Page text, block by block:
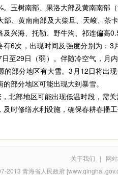
玉树南部、果洛大部及黄南南部
、黄南南部及大柴旦、天峻、茶
及兴海、托勒、野牛沟、祁连偏
次，出现时间及强度分别为：3
至29日（弱）。伴随冷空气，月
部分地区有大雪。3月12日将出
部分地区可能出现大到暴雪。
部地区可能出现低温时段，需
时修缮水利设施，确保春耕春播工
关于我们 | 网
2013 青海省人民政府